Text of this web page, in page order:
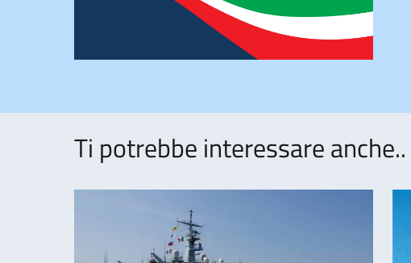
Ti potrebbe interessare anche..